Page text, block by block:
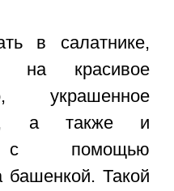
в салатнике,
на красивое
украшенное
а также и
с помощью
башенкой. Такой